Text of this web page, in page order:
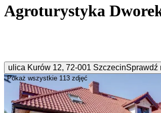
Agroturystyka
ulica Kurów 12, 72-001 SzczecinSprawdź
Pokaż wszystkie 113 zdjęć